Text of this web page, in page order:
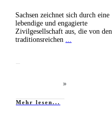
Sachsen zeichnet sich durch eine
lebendige und engagierte
Zivilgesellschaft aus, die von den
traditionsreichen
Mehr lesen...